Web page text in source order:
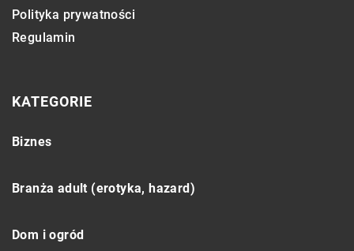
Polityka prywatności
Regulamin
KATEGORIE
Biznes
Branża adult (erotyka, hazard)
Dom i ogród